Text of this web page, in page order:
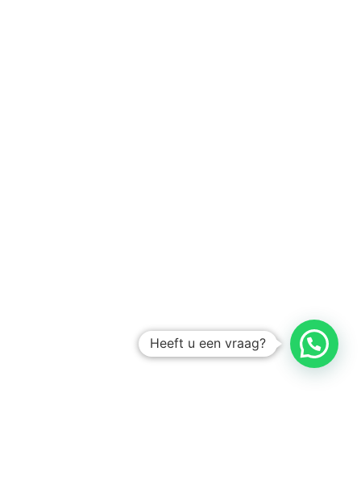
Heeft u een vraag?